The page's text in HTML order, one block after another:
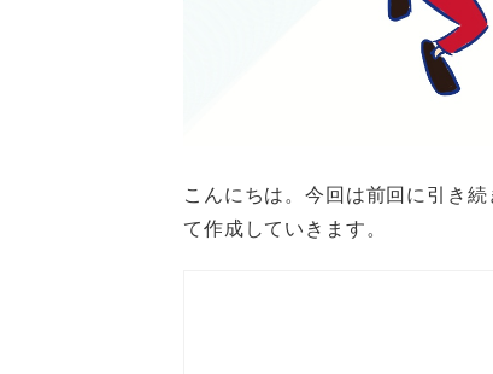
こんにちは。今回は前回に引き
て作成していきます。